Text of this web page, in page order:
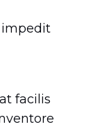
impedit
facilis